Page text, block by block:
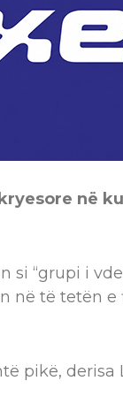
në
si “grupi i
në të tetën
pikë, derisa